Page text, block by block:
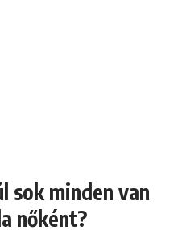
sok minden van
nőként?